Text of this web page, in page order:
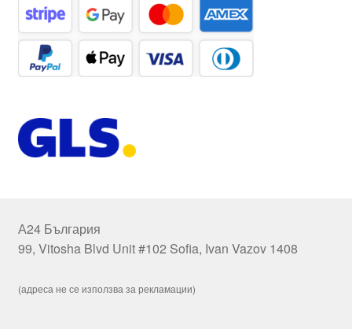
А24 България
99, Vitosha Blvd Unit #102 Sofia, Ivan Vazov 1408
(адреса не се използва за рекламации)